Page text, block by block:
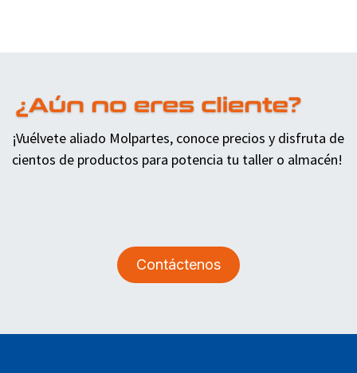
¡Vuélvete aliado Molpartes, conoce precios y disfruta de
cientos de productos para potencia tu taller o almacén!
Contáctenos